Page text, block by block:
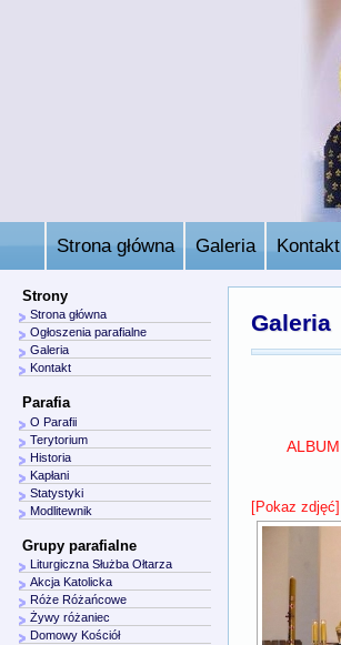
Strona główna Galeria Kontakt
Galeria
ALBUM
[Pokaz zdjęć]
Strony
Strona główna
Ogłoszenia parafialne
Galeria
Kontakt
Parafia
O Parafii
Terytorium
Historia
Kapłani
Statystyki
Modlitewnik
Grupy parafialne
Liturgiczna Służba Ołtarza
Akcja Katolicka
Róże Różańcowe
Żywy różaniec
Domowy Kościół